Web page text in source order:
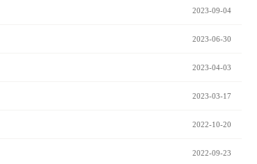
2023-09-04
2023-06-30
2023-04-03
2023-03-17
2022-10-20
2022-09-23